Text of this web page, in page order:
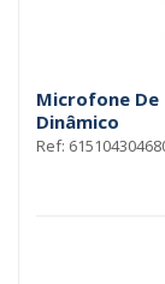
Microfone De
Dinâmico
Ref: